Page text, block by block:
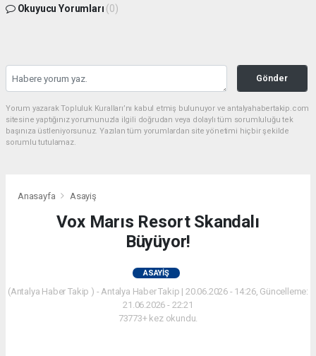
Okuyucu Yorumları (0)
Gönder
Yorum yazarak Topluluk Kuralları’nı kabul etmiş bulunuyor ve antalyahabertakip.com
sitesine yaptığınız yorumunuzla ilgili doğrudan veya dolaylı tüm sorumluluğu tek
başınıza üstleniyorsunuz. Yazılan tüm yorumlardan site yönetimi hiçbir şekilde
sorumlu tutulamaz.
Anasayfa Asayiş
Vox Marıs Resort Skandalı
Büyüyor!
ASAYIŞ
(Antalya Haber Takip ) - Antalya Haber Takip | 20.06.2026 - 14:26, Güncelleme:
21.06.2026 - 22:21
73773+ kez okundu.